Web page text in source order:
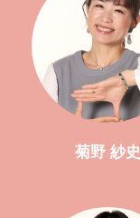
菊野 紗史